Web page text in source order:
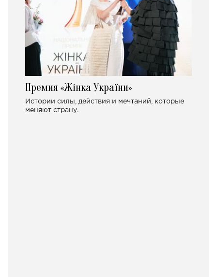
Премия «Жінка України»
Истории силы, действия и мечтаний, которые
меняют страну.